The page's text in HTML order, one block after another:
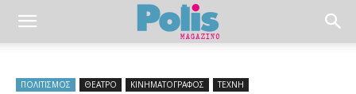
ΠΟΛΙΤΙΣΜΟΣ ΘΕΑΤΡΟ ΚΙΝΗΜΑΤΟΓΡΑΦΟΣ ΤΕΧΝΗ